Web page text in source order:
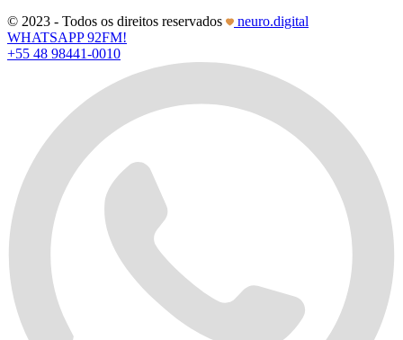
© 2023 - Todos os direitos reservados
neuro.digital
WHATSAPP 92FM!
+55 48 98441-0010